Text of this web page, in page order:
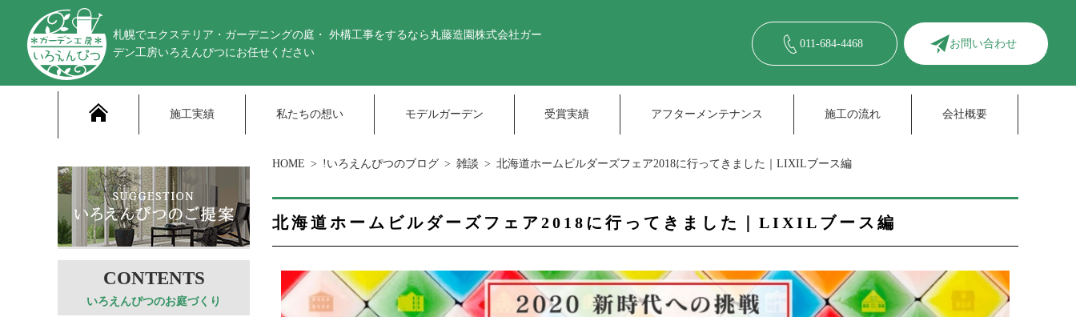
札幌でエクステリア・ガーデニングの庭・ 外構工事をするなら丸藤造園株式会社ガー
デン工房いろえんぴつにお任せください
011-684-4468 お問い合わせ
施工実績 私たちの想い モデルガーデン 受賞実績 アフターメンテナンス 施工の流れ 会社概要
HOME !いろえんぴつのブログ 雑談 北海道ホームビルダーズフェア2018に行ってきました｜LIXILブース編
北海道ホームビルダーズフェア2018に行ってきました｜LIXILブース編
いろえんぴつのお庭づくり